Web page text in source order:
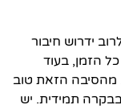
ידרוש חיבור
הזמן, בעוד
מהסיבה הזאת טוב
תמידית. יש